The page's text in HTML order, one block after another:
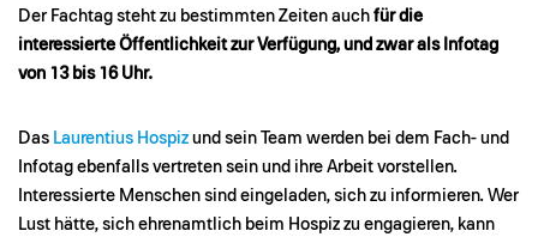
Der Fachtag steht zu bestimmten Zeiten auch für die
interessierte Öffentlichkeit zur Verfügung, und zwar als Infotag
von 13 bis 16 Uhr.
Das Laurentius Hospiz und sein Team werden bei dem Fach- und
Infotag ebenfalls vertreten sein und ihre Arbeit vorstellen.
Interessierte Menschen sind eingeladen, sich zu informieren. Wer
Lust hätte, sich ehrenamtlich beim Hospiz zu engagieren, kann